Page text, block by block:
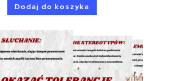
Dodaj do koszyka